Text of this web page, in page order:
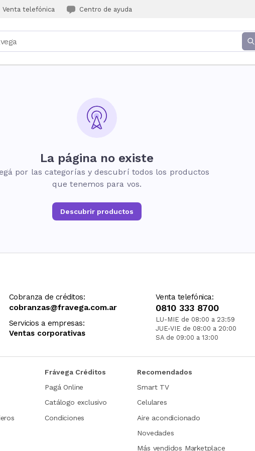
Venta telefónica Centro de ayuda
La página no existe
por las categorías y descubrí todos los productos
que tenemos para vos.
Descubrir productos
Cobranza de créditos:
cobranzas@fravega.com.ar
Servicios a empresas:
Ventas corporativas
Venta telefónica:
0810 333 8700
LU-MIE de 08:00 a 23:59
JUE-VIE de 08:00 a 20:00
SA de 09:00 a 13:00
Frávega Créditos
Pagá Online
Catálogo exclusivo
Condiciones
Recomendados
Smart TV
Celulares
Aire acondicionado
Novedades
Más vendidos Marketplace